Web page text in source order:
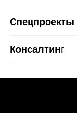
Спецпроекты
Консалтинг
Работы студентов
Сотрудничество
Политика